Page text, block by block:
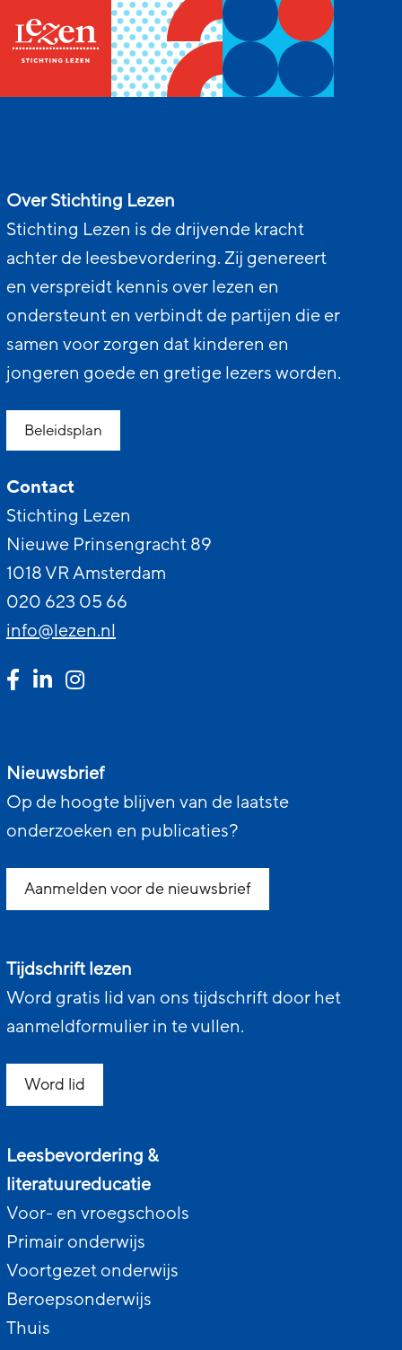
Over Stichting Lezen
Stichting Lezen is de drijvende kracht
achter de leesbevordering. Zij genereert
en verspreidt kennis over lezen en
ondersteunt en verbindt de partijen die er
samen voor zorgen dat kinderen en
jongeren goede en gretige lezers worden.
Beleidsplan
Contact
Stichting Lezen
Nieuwe Prinsengracht 89
1018 VR Amsterdam
020 623 05 66
info@lezen.nl
Nieuwsbrief
Op de hoogte blijven van de laatste
onderzoeken en publicaties?
Aanmelden voor de nieuwsbrief
Tijdschrift lezen
Word gratis lid van ons tijdschrift door het
aanmeldformulier in te vullen.
Word lid
Leesbevordering &
literatuureducatie
Voor- en vroegschools
Primair onderwijs
Voortgezet onderwijs
Beroepsonderwijs
Thuis